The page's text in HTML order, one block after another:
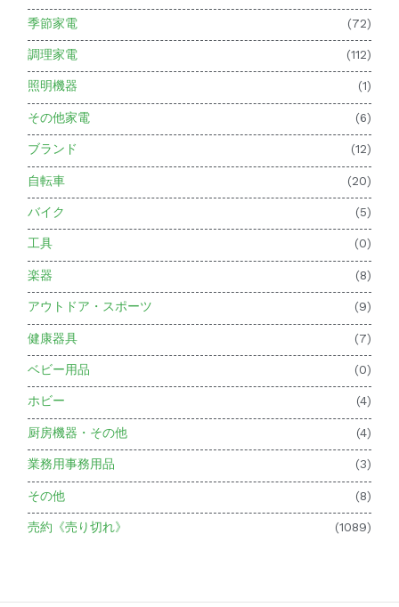
季節家電 (72)
調理家電 (112)
照明機器 (1)
その他家電 (6)
ブランド (12)
自転車 (20)
バイク (5)
工具 (0)
楽器 (8)
アウトドア・スポーツ (9)
健康器具 (7)
ベビー用品 (0)
ホビー (4)
厨房機器・その他 (4)
業務用事務用品 (3)
その他 (8)
売約《売り切れ》 (1089)